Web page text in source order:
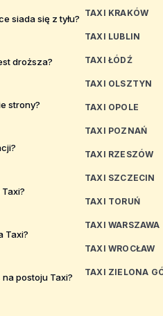
siada się z tyłu?
droższa?
strony?
Taxi?
postoju Taxi?
TAXI KRAKÓW
TAXI LUBLIN
TAXI ŁÓDŹ
TAXI OLSZTYN
TAXI OPOLE
TAXI POZNAŃ
TAXI RZESZÓW
TAXI SZCZECIN
TAXI TORUŃ
TAXI WARSZAWA
TAXI WROCŁAW
TAXI ZIELONA